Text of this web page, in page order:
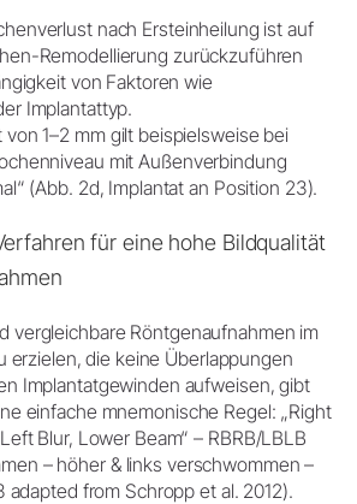
nach Ersteinheilung ist auf
Remodellierung zurückzuführen
von Faktoren wie
Implantattyp.
1–2 mm gilt beispielsweise bei
mit Außenverbindung
(Abb. 2d, Implantat an Position 23).
für eine hohe Bildqualität
vergleichbare Röntgenaufnahmen im
erzielen, die keine Überlappungen
Implantatgewinden aufweisen, gibt
einfache mnemonische Regel: „Right
Blur, Lower Beam“ – RBRB/LBLB
– höher & links verschwommen –
adapted from Schropp et al. 2012).